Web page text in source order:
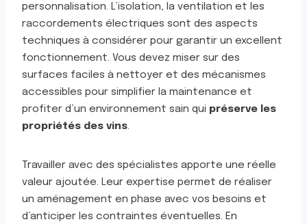
personnalisation. L’isolation, la ventilation et les
raccordements électriques sont des aspects
techniques à considérer pour garantir un excellent
fonctionnement. Vous devez miser sur des
surfaces faciles à nettoyer et des mécanismes
accessibles pour simplifier la maintenance et
profiter d’un environnement sain qui préserve les
propriétés des vins.
Travailler avec des spécialistes apporte une réelle
valeur ajoutée. Leur expertise permet de réaliser
un aménagement en phase avec vos besoins et
d’anticiper les contraintes éventuelles. En